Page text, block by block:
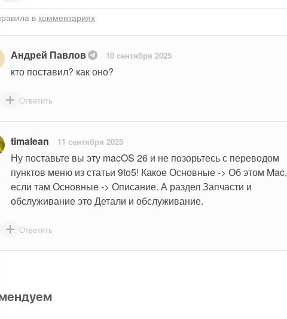
в комментариях
Андрей Павлов 10 сентября 2025
кто поставил? как оно?
Ответить
timalean 11 сентября 2025
Ну поставьте вы эту macOS 26 и не позорьтесь с переводом
пунктов меню из статьи 9to5! Какое Основные -> Об этом Mac,
если там Основные -> Описание. А раздел Запчасти и
обслуживание это Детали и обслуживание.
Ответить